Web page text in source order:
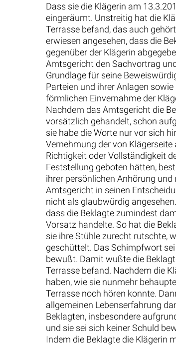
Dass sie die Klägerin am
eingeräumt. Unstreitig hat die
Terrasse befand, das auch
erwiesen angesehen, dass die
gegenüber der Klägerin
Amtsgericht den Sachvortrag
Grundlage für seine
Parteien und ihrer Anlagen
förmlichen Einvernahme der
Nachdem das Amtsgericht die
vorsätzlich gehandelt, schon
sie habe die Worte nur vor sich
Vernehmung der von
Richtigkeit oder Vollständigkeit
Feststellung geboten hätten,
ihrer persönlichen Anhörung
Amtsgericht in seinen
nicht als glaubwürdig
dass die Beklagte zumindest
Vorsatz handelte. So hat die
sie ihre Stühle zurecht rutschte,
geschüttelt. Das Schimpfwort
bewußt. Damit wußte die
Terrasse befand. Nachdem die
haben, wie sie nunmehr
Terrasse noch hören konnte.
allgemeinen Lebenserfahrung
Beklagten, insbesondere
und sie sei sich keiner Schuld
Indem die Beklagte die Klägerin